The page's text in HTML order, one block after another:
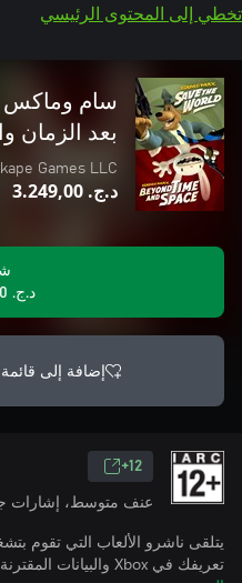
تخطي إلى المحتوى الرئيسي
سام وماكس
بعد الزمان
Games LLC
د.ج.‏ 3.249,00
د.ج.‏ 3.249,00
إضافة إلى قائمة
12+
عنف متوسط، إشارات
يتلقى ناشرو الألعاب التي تقوم
تعريفك في Xbox والبيانات المقترنة بينما تمارس الألعاب.